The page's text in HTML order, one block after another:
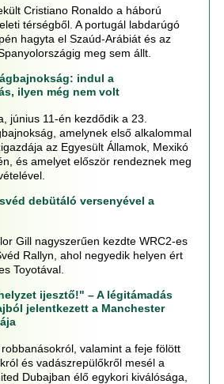
Cristiano Ronaldo a háború
térségből. A portugál labdarúgó
hagyta el Szaúd-Arábiát és az
meg sem állt.
indul a
ilyen még nem volt
június 11-én kezdődik a 23.
amelynek első alkalommal
az Egyesült Államok, Mexikó
és amelyet először rendeznek meg
debütáló versenyével a
Gill nagyszerűen kezdte WRC2-es
Rallyn, ahol negyedik helyen ért
Toyotával.
ijesztő!" – A légitámadás
jelentkezett a Manchester
valamint a feje fölött
és vadászrepülőkről mesél a
Dubajban élő egykori kiválósága,